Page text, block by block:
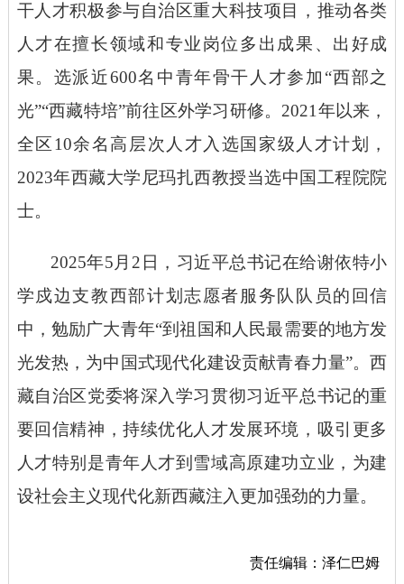
干人才积极参与自治区重大科技项目，推动各类
人才在擅长领域和专业岗位多出成果、出好成
果。选派近600名中青年骨干人才参加“西部之
光”“西藏特培”前往区外学习研修。2021年以来，
全区10余名高层次人才入选国家级人才计划，
2023年西藏大学尼玛扎西教授当选中国工程院院
士。
2025年5月2日，习近平总书记在给谢依特小
学戍边支教西部计划志愿者服务队队员的回信
中，勉励广大青年“到祖国和人民最需要的地方发
光发热，为中国式现代化建设贡献青春力量”。西
藏自治区党委将深入学习贯彻习近平总书记的重
要回信精神，持续优化人才发展环境，吸引更多
人才特别是青年人才到雪域高原建功立业，为建
设社会主义现代化新西藏注入更加强劲的力量。
责任编辑：泽仁巴姆